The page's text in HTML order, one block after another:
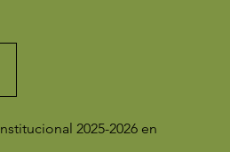
2025-2026 en